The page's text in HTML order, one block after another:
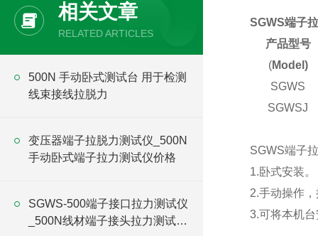
相关文章
RELATED ARTICLES
500N 手动卧式测试台 用于检测
线束接线拉脱力
变压器端子拉脱力测试仪_500N
手动卧式端子拉力测试仪价格
SGWS-500端子接口拉力测试仪
_500N线材端子接头拉力测试仪
SGWS端子
产品型号
(Model)
SGWS
SGWSJ
SGWS端子
1.卧式安装。
2.手动操作
3.可将本机